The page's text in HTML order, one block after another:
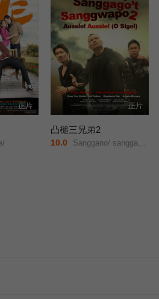
正片 正片
凸槌三兄弟2
10.0 Sanggano/ sanggago&#039;t sanggwapo 2: Aussie! Aussie! (O sige)/